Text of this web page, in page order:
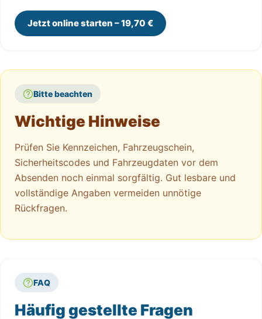
Jetzt online starten – 19,70 €
Bitte beachten
Wichtige Hinweise
Prüfen Sie Kennzeichen, Fahrzeugschein,
Sicherheitscodes und Fahrzeugdaten vor dem
Absenden noch einmal sorgfältig. Gut lesbare und
vollständige Angaben vermeiden unnötige
Rückfragen.
FAQ
Häufig gestellte Fragen